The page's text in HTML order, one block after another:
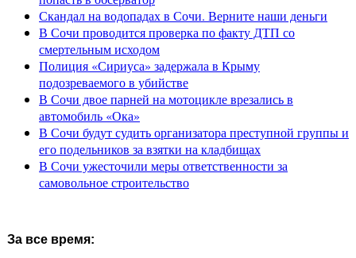
Скандал на водопадах в Сочи. Верните наши деньги
В Сочи проводится проверка по факту ДТП со
смертельным исходом
Полиция «Сириуса» задержала в Крыму
подозреваемого в убийстве
В Сочи двое парней на мотоцикле врезались в
автомобиль «Ока»
В Сочи будут судить организатора преступной группы и
его подельников за взятки на кладбищах
В Сочи ужесточили меры ответственности за
самовольное строительство
За все время: